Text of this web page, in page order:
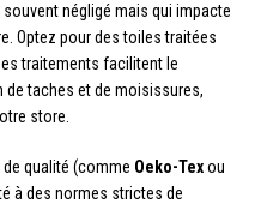
négligé mais qui impacte
Optez pour des toiles traitées
traitements facilitent le
taches et de moisissures,
store.
qualité (comme Oeko-Texou
à des normes strictes de